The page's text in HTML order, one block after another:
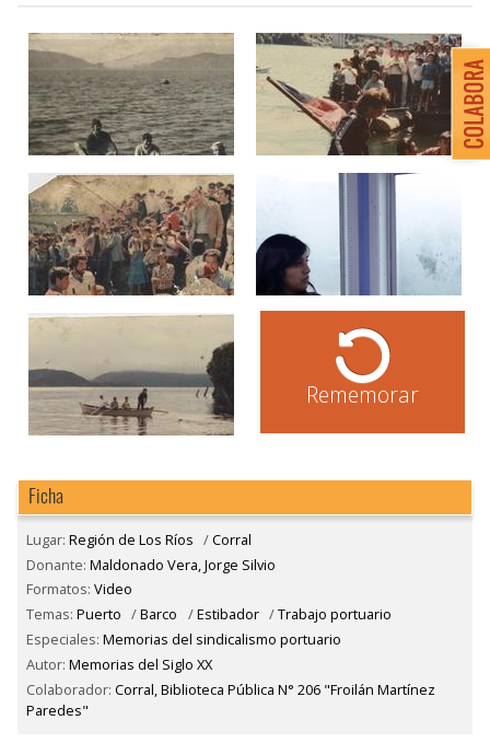
Rememorar
Ficha
Lugar: Región de Los Ríos /Corral
Donante: Maldonado Vera, Jorge Silvio
Formatos: Video
Temas: Puerto /Barco /Estibador /Trabajo portuario
Especiales: Memorias del sindicalismo portuario
Autor: Memorias del Siglo XX
Colaborador: Corral, Biblioteca Pública N° 206 "Froilán Martínez
Paredes"